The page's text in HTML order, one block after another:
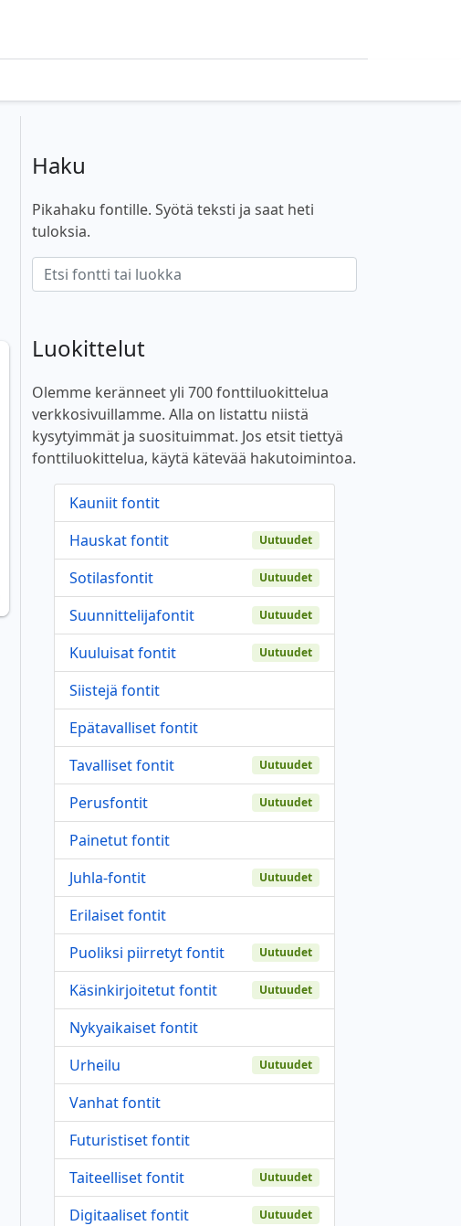
Haku
Pikahaku fontille. Syötä teksti ja saat heti
tuloksia.
Luokittelut
Olemme keränneet yli 700 fonttiluokittelua
verkkosivuillamme. Alla on listattu niistä
kysytyimmät ja suosituimmat. Jos etsit tiettyä
fonttiluokittelua, käytä kätevää hakutoimintoa.
Kauniit fontit
Hauskat fontit
Uutuudet
Sotilasfontit Uutuudet
Suunnittelijafontit Uutuudet
Kuuluisat fontit Uutuudet
Siistejä fontit
Epätavalliset fontit
Tavalliset fontit
Uutuudet
Perusfontit Uutuudet
Painetut fontit
Juhla-fontit
Uutuudet
Erilaiset fontit
Puoliksi piirretyt fontit
Uutuudet
Käsinkirjoitetut fontit Uutuudet
Nykyaikaiset fontit
Urheilu
Uutuudet
Vanhat fontit
Futuristiset fontit
Taiteelliset fontit
Uutuudet
Digitaaliset fontit Uutuudet